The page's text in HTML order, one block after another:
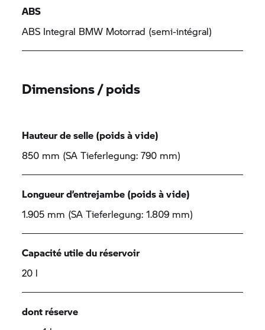
ABS
ABS Integral BMW Motorrad (semi-intégral)
Dimensions / poids
Hauteur de selle (poids à vide)
850 mm (SA Tieferlegung: 790 mm)
Longueur d’entrejambe (poids à vide)
1.905 mm (SA Tieferlegung: 1.809 mm)
Capacité utile du réservoir
20 l
dont réserve